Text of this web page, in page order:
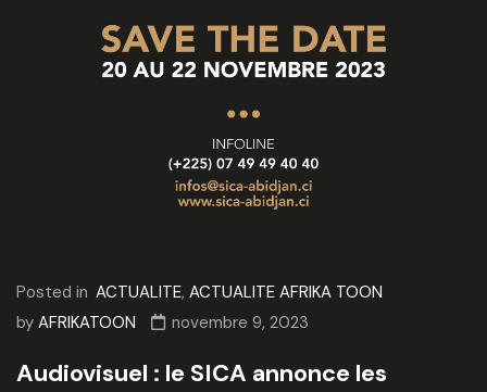
Posted in ACTUALITE, ACTUALITE AFRIKA TOON
by AFRIKATOON novembre 9, 2023
Audiovisuel : le SICA annonce les